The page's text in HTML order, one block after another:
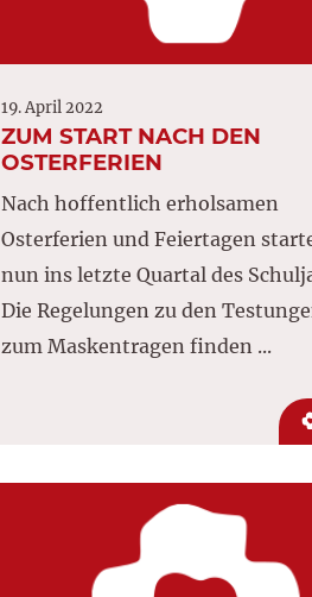
19. April 2022
ZUM START NACH DEN
OSTERFERIEN
Nach hoffentlich erholsamen
Osterferien und Feiertagen
nun ins letzte Quartal des
Die Regelungen zu den
zum Maskentragen finden ...